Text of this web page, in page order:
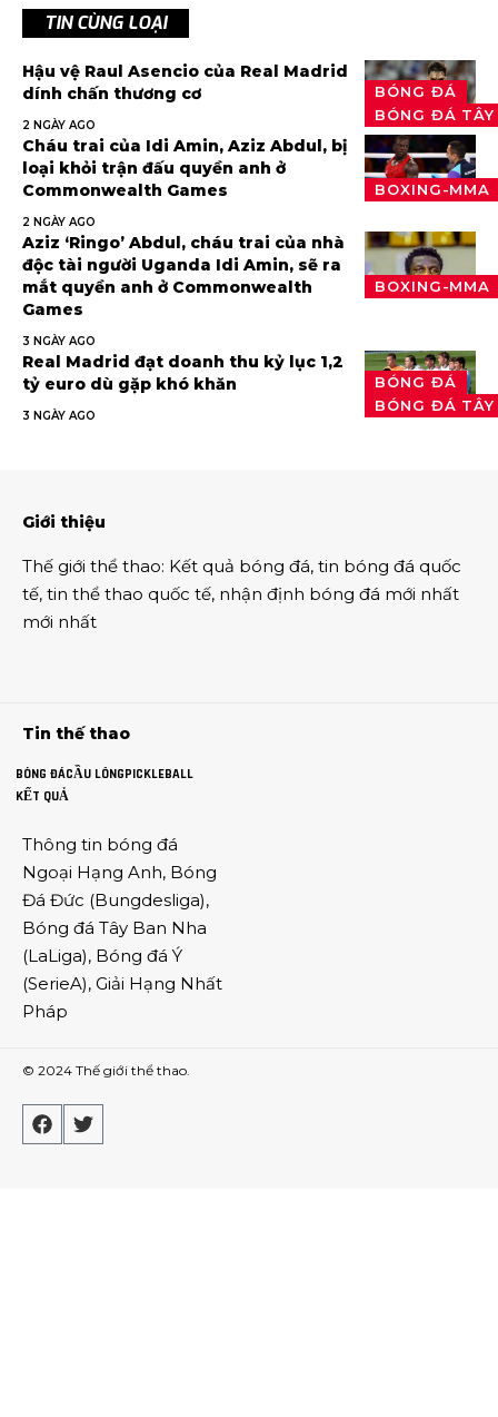
TIN CÙNG LOẠI
BÓNG ĐÁ
BÓNG ĐÁ
Hậu vệ Raul Asencio của Real Madrid
dính chấn thương cơ
2 NGÀY AGO
BOXING-MMA
Cháu trai của Idi Amin, Aziz Abdul, bị
loại khỏi trận đấu quyền anh ở
Commonwealth Games
2 NGÀY AGO
BOXING-MMA
Aziz ‘Ringo’ Abdul, cháu trai của nhà
độc tài người Uganda Idi Amin, sẽ ra
mắt quyền anh ở Commonwealth
Games
3 NGÀY AGO
BÓNG ĐÁ
BÓNG ĐÁ
Real Madrid đạt doanh thu kỷ lục 1,2
tỷ euro dù gặp khó khăn
3 NGÀY AGO
Giới thiệu
Thế giới thể thao: Kết quả bóng đá, tin bóng đá quốc
tế, tin thể thao quốc tế, nhận định bóng đá mới nhất
mới nhất
Tin thế thao
BÓNG ĐÁCẦU LÔNGPICKLEBALL
KẾT QUẢ
Thông tin bóng đá
Ngoại Hạng Anh, Bóng
Đá Đức (Bungdesliga),
Bóng đá Tây Ban Nha
(LaLiga), Bóng đá Ý
(SerieA), Giải Hạng Nhất
Pháp
© 2024 Thế giới thể thao.